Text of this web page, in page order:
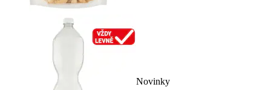
Novinky